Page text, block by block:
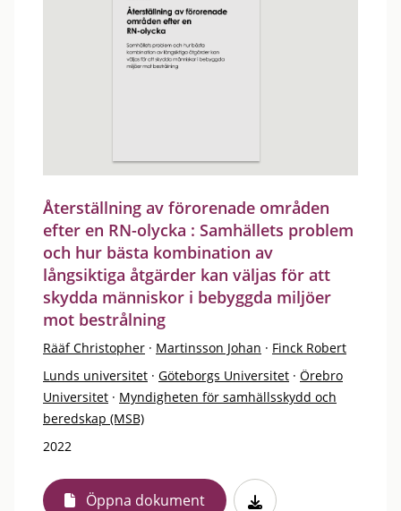
Återställning av förorenade områden
efter en RN-olycka : Samhällets problem
och hur bästa kombination av
långsiktiga åtgärder kan väljas för att
skydda människor i bebyggda miljöer
mot bestrålning
Rääf Christopher · Martinsson Johan · Finck Robert
Lunds universitet · Göteborgs Universitet · Örebro
Universitet · Myndigheten för samhällsskydd och
beredskap (MSB)
2022
Öppna dokument